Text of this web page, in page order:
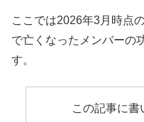
ここでは2026年3月時点
で亡くなったメンバーの
す。
この記事に書